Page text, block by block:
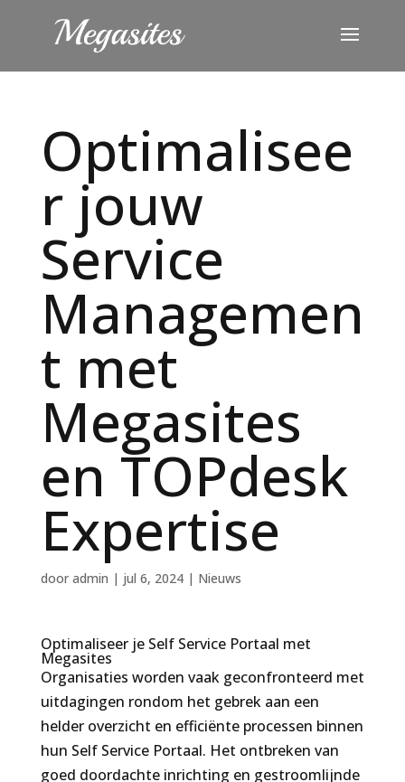
Optimalisee
r jouw
Service
Managemen
t met
Megasites
en TOPdesk
Expertise
door admin | jul 6, 2024| Nieuws
Optimaliseer je Self Service Portaal met
Megasites
Organisaties worden vaak geconfronteerd met
uitdagingen rondom het gebrek aan een
helder overzicht en efficiënte processen binnen
hun Self Service Portaal. Het ontbreken van
goed doordachte inrichting en gestroomlijnde